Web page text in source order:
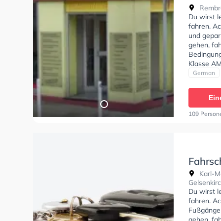
Du wirst
fahren.
und
gehen,
Klasse
Letzte
war somit
auf
ich nur
German
109
Karl-
Du wirst
fahren.